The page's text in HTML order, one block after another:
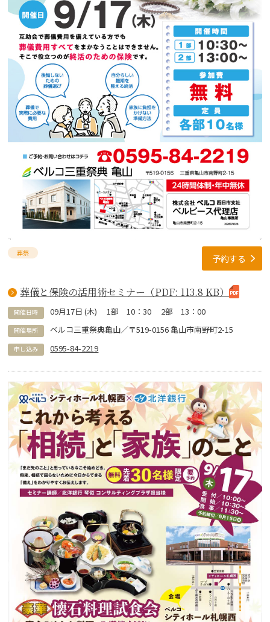
葬祭 予約する
葬儀と保険の活用術セミナー（PDF: 113.8 KB）
開催日時 09月17日 (木) 1部 10：30 2部 13：00
開催場所 ベルコ三重祭典亀山／〒519-0156 亀山市南野町2-15
申し込み 0595-84-2219